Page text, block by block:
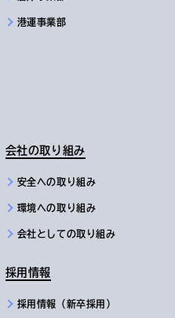
港運事業部
会社の取り組み
安全への取り組み
環境への取り組み
会社としての取り組み
採用情報
採用情報（新卒採用）